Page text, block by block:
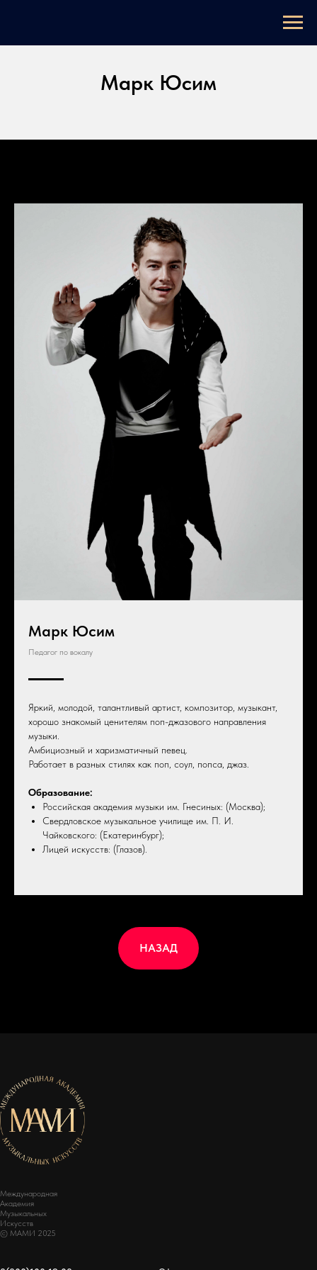
Марк Юсим
Марк Юсим
Педагог по вокалу
Яркий, молодой, талантливый артист, композитор, музыкант,
хорошо знакомый ценителям поп-джазового направления
музыки.
Амбициозный и харизматичный певец.
Работает в разных стилях как поп, соул, попса, джаз.
Образование:
Российская академия музыки им. Гнесиных: (Москва);
Свердловское музыкальное училище им. П. И.
Чайковского: (Екатеринбург);
Лицей искусств: (Глазов).
НАЗАД
Международная
Академия
Музыкальных
Искусств
© МАМИ 2025